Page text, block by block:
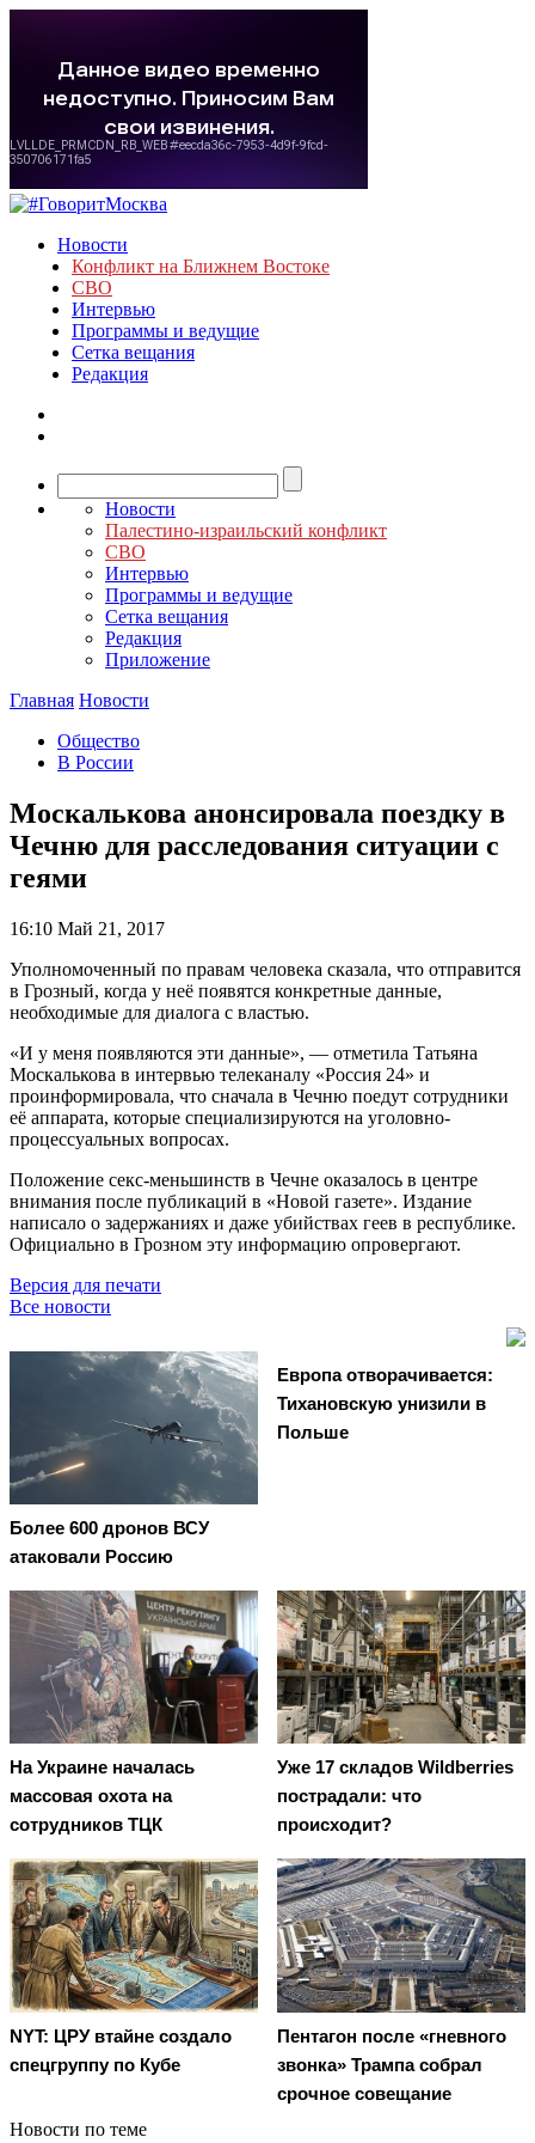
Новости
Конфликт на Ближнем Востоке
СВО
Интервью
Программы и ведущие
Сетка вещания
Редакция
Новости
Палестино-израильский конфликт
СВО
Интервью
Программы и ведущие
Сетка вещания
Редакция
Приложение
Главная Новости
Общество
В России
Москалькова анонсировала поездку в
Чечню для расследования ситуации с
геями
16:10 Май 21, 2017
Уполномоченный по правам человека сказала, что отправится
в Грозный, когда у неё появятся конкретные данные,
необходимые для диалога с властью.
«И у меня появляются эти данные», — отметила Татьяна
Москалькова в интервью телеканалу «Россия 24» и
проинформировала, что сначала в Чечню поедут сотрудники
её аппарата, которые специализируются на уголовно-
процессуальных вопросах.
Положение секс-меньшинств в Чечне оказалось в центре
внимания после публикаций в «Новой газете». Издание
написало о задержаниях и даже убийствах геев в республике.
Официально в Грозном эту информацию опровергают.
Версия для печати
Все новости
Более 600 дронов ВСУ
атаковали Россию
Европа отворачивается:
Тихановскую унизили в
Польше
На Украине началась
массовая охота на
сотрудников ТЦК
Уже 17 складов Wildberries
пострадали: что
происходит?
NYT: ЦРУ втайне создало
спецгруппу по Кубе
Пентагон после «гневного
звонка» Трампа собрал
срочное совещание
Новости по теме